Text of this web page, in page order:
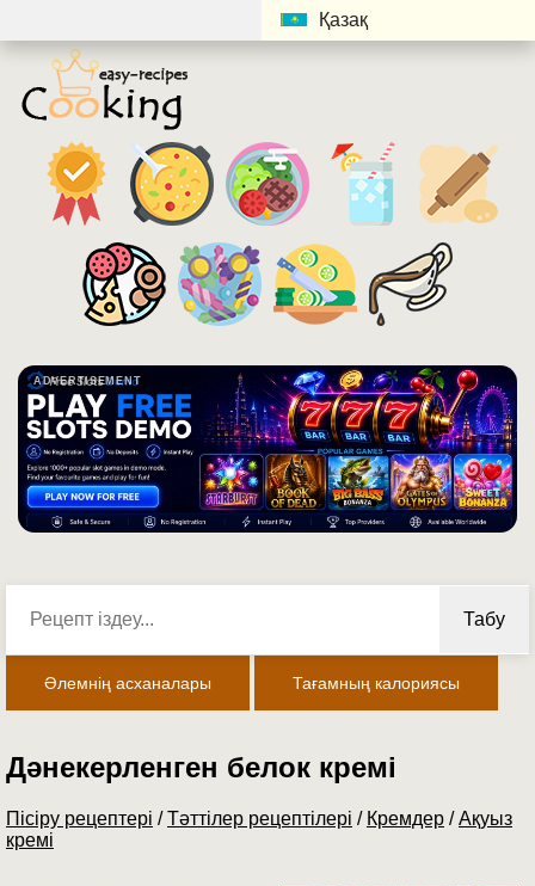
Қазақ
ADVERTISEMENT
Табу
Әлемнің асханалары Тағамның калориясы
Дәнекерленген белок кремі
Пісіру рецептері /Тәттілер рецептілері / Кремдер /Ақуыз
кремі